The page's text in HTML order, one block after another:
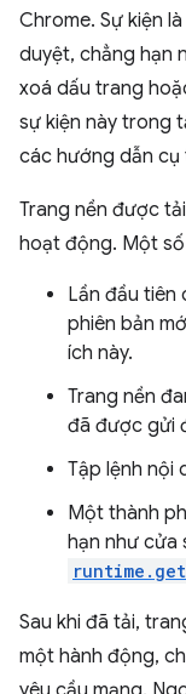
Chrome. Sự kiện
duyệt, chẳng hạn
xoá dấu trang
sự kiện này trong
các hướng dẫn cụ
Trang nền được
hoạt động. Một
Lần đầu tiên
phiên bản
ích này.
Trang nền
đã được gửi
Tập lệnh nội
Một thành
hạn như cửa
Sau khi đã tải,
một hành động,